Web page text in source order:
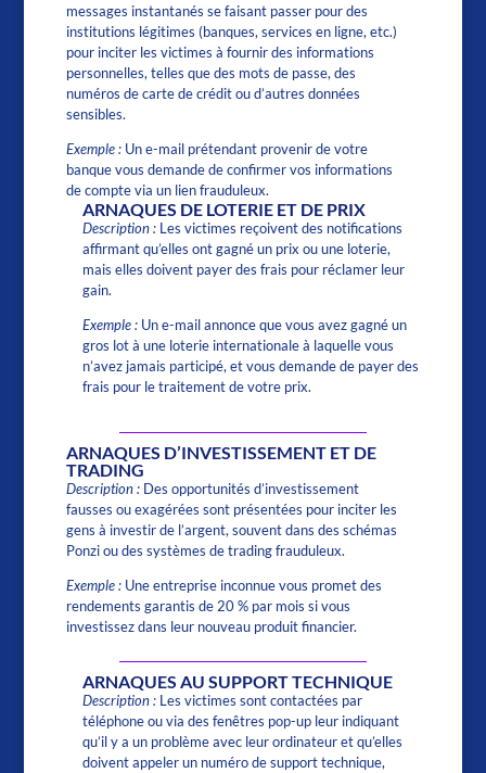
messages instantanés se faisant passer pour des
institutions légitimes (banques, services en ligne, etc.)
pour inciter les victimes à fournir des informations
personnelles, telles que des mots de passe, des
numéros de carte de crédit ou d’autres données
sensibles.
Exemple :Un e-mail prétendant provenir de votre
banque vous demande de confirmer vos informations
de compte via un lien frauduleux.
ARNAQUES DE LOTERIE ET DE PRIX
Description :Les victimes reçoivent des notifications
affirmant qu’elles ont gagné un prix ou une loterie,
mais elles doivent payer des frais pour réclamer leur
gain.
Exemple :Un e-mail annonce que vous avez gagné un
gros lot à une loterie internationale à laquelle vous
n’avez jamais participé, et vous demande de payer des
frais pour le traitement de votre prix.
ARNAQUES D’INVESTISSEMENT ET DE
TRADING
Description :Des opportunités d’investissement
fausses ou exagérées sont présentées pour inciter les
gens à investir de l’argent, souvent dans des schémas
Ponzi ou des systèmes de trading frauduleux.
Exemple :Une entreprise inconnue vous promet des
rendements garantis de 20 % par mois si vous
investissez dans leur nouveau produit financier.
ARNAQUES AU SUPPORT TECHNIQUE
Description :Les victimes sont contactées par
téléphone ou via des fenêtres pop-up leur indiquant
qu’il y a un problème avec leur ordinateur et qu’elles
doivent appeler un numéro de support technique,